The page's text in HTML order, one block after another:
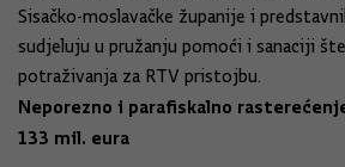
Sisačko-moslavačke županije i
sudjeluju u pružanju pomoći i sanaciji
potraživanja za RTV pristojbu.
Neporezno i parafiskalno
133 mil. eura